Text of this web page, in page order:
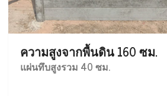
ความสูงจากพื้นดิน 160 ซม.
แผ่นทึบสูงรวม 40 ซม.